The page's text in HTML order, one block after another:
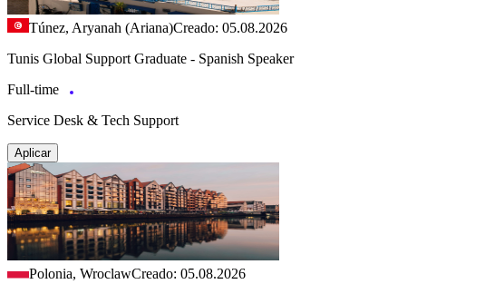
Túnez, Aryanah (Ariana)Creado: 05.08.2026
Tunis Global Support Graduate - Spanish Speaker
Full-time
Service Desk & Tech Support
Aplicar
Polonia, WroclawCreado: 05.08.2026